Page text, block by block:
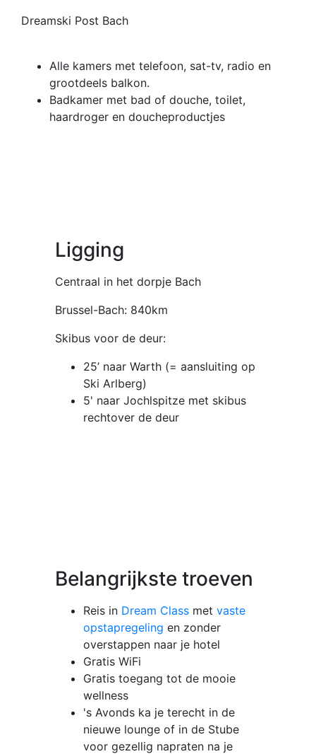
Dreamski Post Bach
Alle kamers met telefoon, sat-tv, radio en
grootdeels balkon.
Badkamer met bad of douche, toilet,
haardroger en doucheproductjes
Ligging
Centraal in het dorpje Bach
Brussel-Bach: 840km
Skibus voor de deur:
25’ naar Warth (= aansluiting op
Ski Arlberg)
5' naar Jochlspitze met skibus
rechtover de deur
Belangrijkste troeven
Reis in Dream Class met vaste
opstapregeling en zonder
overstappen naar je hotel
Gratis WiFi
Gratis toegang tot de mooie
wellness
's Avonds ka je terecht in de
nieuwe lounge of in de Stube
voor gezellig napraten na je